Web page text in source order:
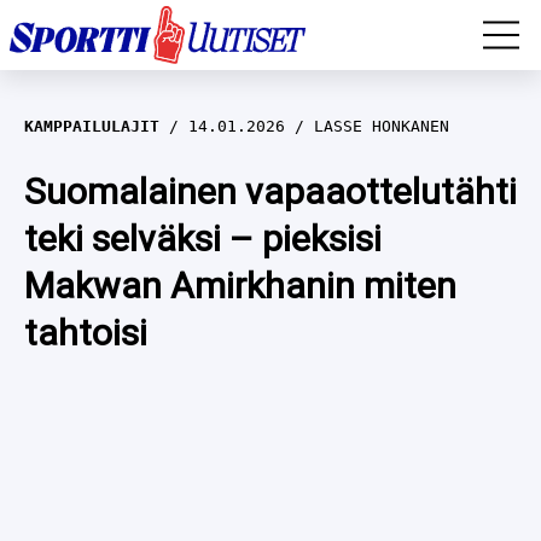
EM-YLEISURHEILU
JÄÄKIEKKO
YLEISURHEILU
WILMA HELTELÄ
TALVILAJIT
KAMPPAILULAJIT 14.01.2026 LASSE HONKANEN
Suomalainen vapaaottelutähti
teki selväksi – pieksisi
Makwan Amirkhanin miten
tahtoisi